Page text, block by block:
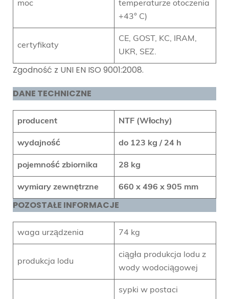
moc
temperaturze otoczenia
+43° C)
certyfikaty
CE, GOST, KC, IRAM,
UKR, SEZ.
Zgodność z UNI EN ISO 9001:2008.
DANE TECHNICZNE
producent NTF (Włochy)
wydajność do 123 kg / 24 h
pojemność zbiornika 28 kg
wymiary zewnętrzne 660 x 496 x 905 mm
POZOSTAŁE INFORMACJE
waga urządzenia 74 kg
produkcja lodu
ciągła produkcja lodu z
wody wodociągowej
sypki w postaci